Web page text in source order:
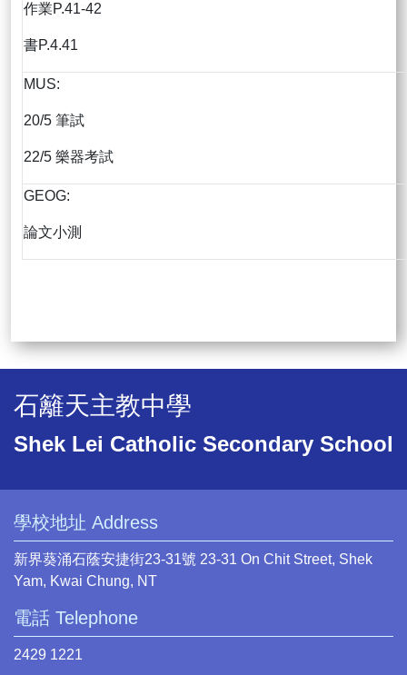
作業P.41-42
書P.4.41
MUS:
20/5 筆試
22/5 樂器考試
GEOG:
論文小測
石籬天主教中學
Shek Lei Catholic Secondary School
學校地址 Address
新界葵涌石蔭安捷街23-31號 23-31 On Chit Street, Shek
Yam, Kwai Chung, NT
電話 Telephone
2429 1221